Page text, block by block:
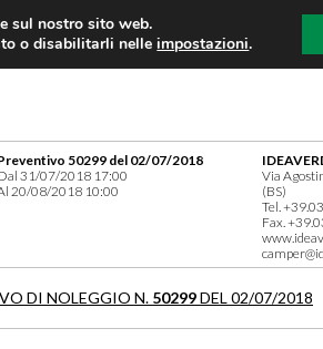
Via
(BS)
Tel.
Fax.
50299 del 02/07/2018
31/07/2018 17:00
20/08/2018 10:00
DI NOLEGGIO N. 50299DEL 02/07/2018
sul nostro sito web.
o disabilitarli nelleimpostazioni.